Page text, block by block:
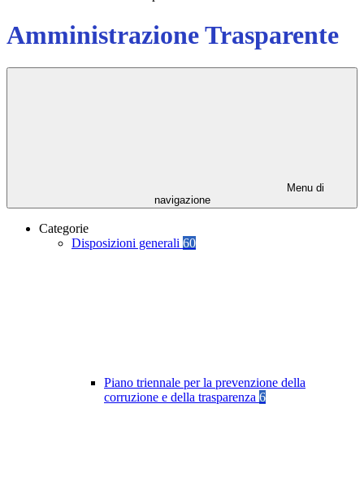
Amministrazione Trasparente
Menu di
navigazione
Categorie
Disposizioni generali 60
Piano triennale per la prevenzione della
corruzione e della trasparenza 6